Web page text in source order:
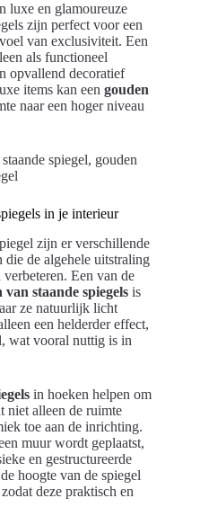
luxe en glamoureuze
zijn perfect voor een
van exclusiviteit. Een
als functioneel
opvallend decoratief
items kan een gouden
naar een hoger niveau
in je interieur
zijn er verschillende
die de algehele uitstraling
verbeteren. Een van de
staande spiegels is
ze natuurlijk licht
een helderder effect,
wat vooral nuttig is in
in hoeken helpen om
niet alleen de ruimte
toe aan de inrichting.
muur wordt geplaatst,
en gestructureerde
hoogte van de spiegel
deze praktisch en